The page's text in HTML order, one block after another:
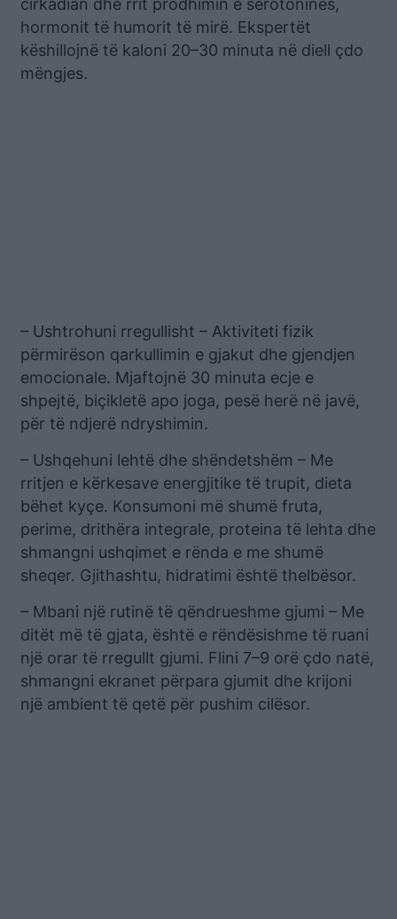
cirkadian dhe rrit prodhimin e serotoninës,
hormonit të humorit të mirë. Ekspertët
këshillojnë të kaloni 20–30 minuta në diell çdo
mëngjes.
– Ushtrohuni rregullisht – Aktiviteti fizik
përmirëson qarkullimin e gjakut dhe gjendjen
emocionale. Mjaftojnë 30 minuta ecje e
shpejtë, biçikletë apo joga, pesë herë në javë,
për të ndjerë ndryshimin.
– Ushqehuni lehtë dhe shëndetshëm – Me
rritjen e kërkesave energjitike të trupit, dieta
bëhet kyçe. Konsumoni më shumë fruta,
perime, drithëra integrale, proteina të lehta dhe
shmangni ushqimet e rënda e me shumë
sheqer. Gjithashtu, hidratimi është thelbësor.
– Mbani një rutinë të qëndrueshme gjumi – Me
ditët më të gjata, është e rëndësishme të ruani
një orar të rregullt gjumi. Flini 7–9 orë çdo natë,
shmangni ekranet përpara gjumit dhe krijoni
një ambient të qetë për pushim cilësor.